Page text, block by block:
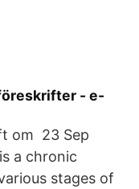
- e-
om 23 Sep
a chronic
stages of